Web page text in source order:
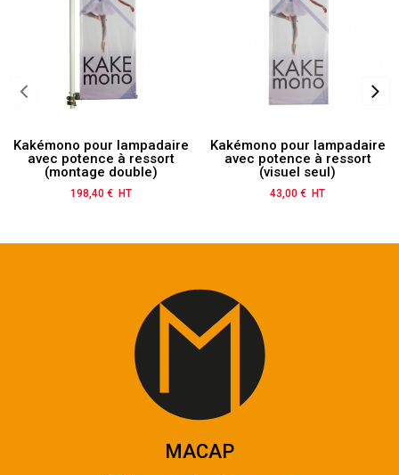
Kakémono pour lampadaire
avec potence à ressort
(montage double)
Prix
198,40 € HT
Kakémono pour lampadaire
avec potence à ressort
(visuel seul)
Prix
43,00 € HT
MACAP